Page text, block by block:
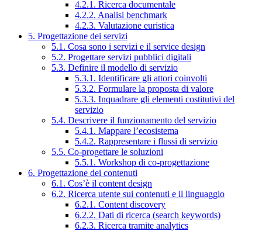
4.2.1. Ricerca documentale
4.2.2. Analisi benchmark
4.2.3. Valutazione euristica
5. Progettazione dei servizi
5.1. Cosa sono i servizi e il service design
5.2. Progettare servizi pubblici digitali
5.3. Definire il modello di servizio
5.3.1. Identificare gli attori coinvolti
5.3.2. Formulare la proposta di valore
5.3.3. Inquadrare gli elementi costitutivi del
servizio
5.4. Descrivere il funzionamento del servizio
5.4.1. Mappare l’ecosistema
5.4.2. Rappresentare i flussi di servizio
5.5. Co-progettare le soluzioni
5.5.1. Workshop di co-progettazione
6. Progettazione dei contenuti
6.1. Cos’è il content design
6.2. Ricerca utente sui contenuti e il linguaggio
6.2.1. Content discovery
6.2.2. Dati di ricerca (search keywords)
6.2.3. Ricerca tramite analytics